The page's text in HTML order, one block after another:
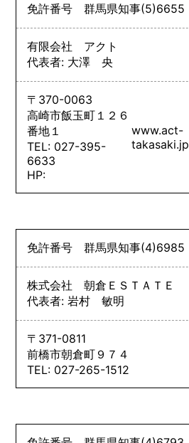
免許番号群馬県知事(5)6655
有限会社 アクト
代表者: 大澤 央
〒370-0063
高崎市飯玉町１２６
番地１
TEL: 027-395-
6633
HP:
www.act-
takasaki.jp
免許番号群馬県知事(4)6985
株式会社 朝倉ＥＳＴＡＴＥ
代表者: 岩村 敏明
〒371-0811
前橋市朝倉町９７４
TEL: 027-265-1512